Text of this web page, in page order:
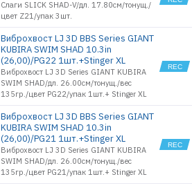
Слаги SLICK SHAD-V/дл. 17.80см/тонущ./
цвет Z21/упак 3шт.
Виброхвост LJ 3D BBS Series GIANT
KUBIRA SWIM SHAD 10.3in
(26,00)/PG22 1шт.+Stinger XL
Виброхвост LJ 3D Series GIANT KUBIRA
SWIM SHAD/дл. 26.00см/тонущ./вес
135гр./цвет PG22/упак 1шт.+ Stinger XL
Виброхвост LJ 3D BBS Series GIANT
KUBIRA SWIM SHAD 10.3in
(26,00)/PG21 1шт.+Stinger XL
Виброхвост LJ 3D Series GIANT KUBIRA
SWIM SHAD/дл. 26.00см/тонущ./вес
135гр./цвет PG21/упак 1шт.+ Stinger XL